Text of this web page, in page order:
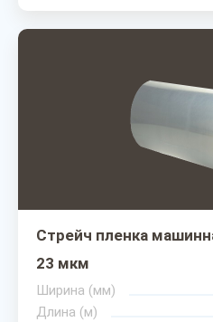
Стрейч пленка
23 мкм
Ширина (мм)
Длина (м)